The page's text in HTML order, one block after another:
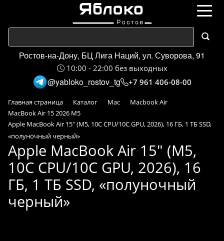
Ростов-на-Дону, БЦ Лига Наций, ул. Суворова, 91
10:00 - 22:00 без выходных
@yabloko_rostov_tg +7 961 406-08-00
Главная страница Каталог Mac
Macbook Air
MacBook Air 15 2026 M5
Apple MacBook Air 15" (M5, 10C CPU/10C GPU, 2026), 16 ГБ, 1 ТБ SSD,
«полуночный черный»
Apple MacBook Air 15" (M5,
10C CPU/10C GPU, 2026), 16
ГБ, 1 ТБ SSD, «полуночный
черный»